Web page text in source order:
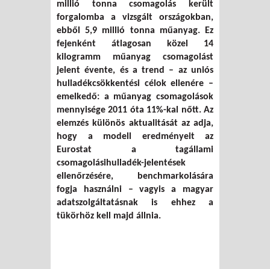
millió tonna csomagolás került
forgalomba a vizsgált országokban,
ebből 5,9 millió tonna műanyag. Ez
fejenként átlagosan közel 14
kilogramm műanyag csomagolást
jelent évente, és a trend – az uniós
hulladékcsökkentési célok ellenére –
emelkedő: a műanyag csomagolások
mennyisége 2011 óta 11%-kal nőtt. Az
elemzés különös aktualitását az adja,
hogy a modell eredményeit az
Eurostat a tagállami
csomagolásihulladék-jelentések
ellenőrzésére, benchmarkolására
fogja használni – vagyis a magyar
adatszolgáltatásnak is ehhez a
tükörhöz kell majd állnia.